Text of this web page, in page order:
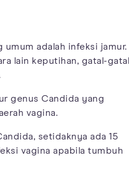
adalah infeksi jamur.
lain keputihan, gatal-
genus Candida yang
vagina.
setidaknya ada 15
vagina apabila tumbuh